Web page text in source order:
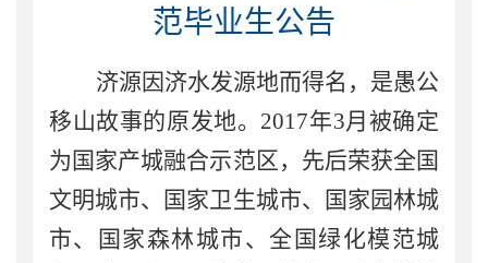
范毕业生公告
济源因济水发源地而得名，是愚公
移山故事的原发地。 2017年3月被确定
为国家产城融合示范区， 先后荣获全国
文明城市、国家卫生城市、国家园林城
市、国家森林城市、全国绿化模范城